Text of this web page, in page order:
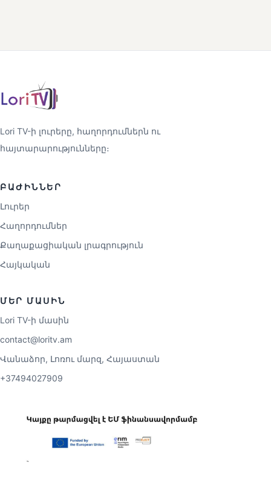
Lori TV-ի լուրերը, հաղորդումներն ու
հայտարարությունները։
ԲԱԺԻՆՆԵՐ
Լուրեր
Հաղորդումներ
Քաղաքացիական լրագրություն
Հայկական
ՄԵՐ ՄԱՍԻՆ
Lori TV-ի մասին
contact@loritv.am
Վանաձոր, Լոռու մարզ, Հայաստան
+37494027909